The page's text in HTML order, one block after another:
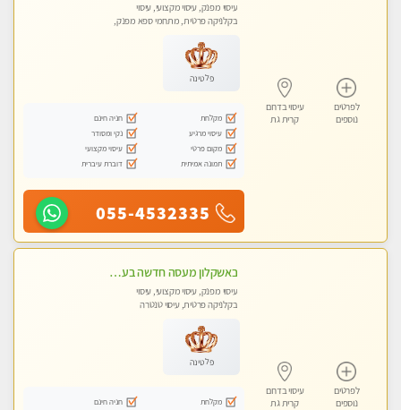
לפרטים
נוספים
עיסוי בדרום
קרית גת
עיסוי מפנק, עיסוי מקצועי, עיסוי
בקלניקה פרטית, מתחמי ספא מפנק,
פלטינה
מקלחת
חניה חינם
עיסוי מרגיע
נקי ומסודר
מקום פרטי
עיסוי מקצועי
תמונה אמיתית
דוברת עיברית
055-4532335
לפרטים
נוספים
עיסוי בדרום
קרית גת
באשקלון מעסה חדשה בעיר כל סוגי העיסוי במקום מושלם
עיסוי מפנק, עיסוי מקצועי, עיסוי
בקלניקה פרטית, עיסוי טנטרה
פלטינה
מקלחת
חניה חינם